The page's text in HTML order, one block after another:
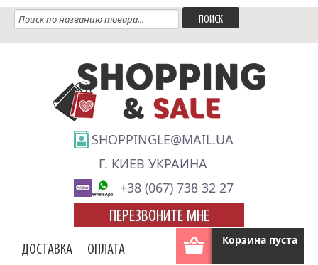
SHOPPINGLE@MAIL.UA
Г. КИЕВ УКРАИНА
+38 (067) 738 32 27
ПЕРЕЗВОНИТЕ МНЕ
Корзина пуста
ДОСТАВКА ОПЛАТА